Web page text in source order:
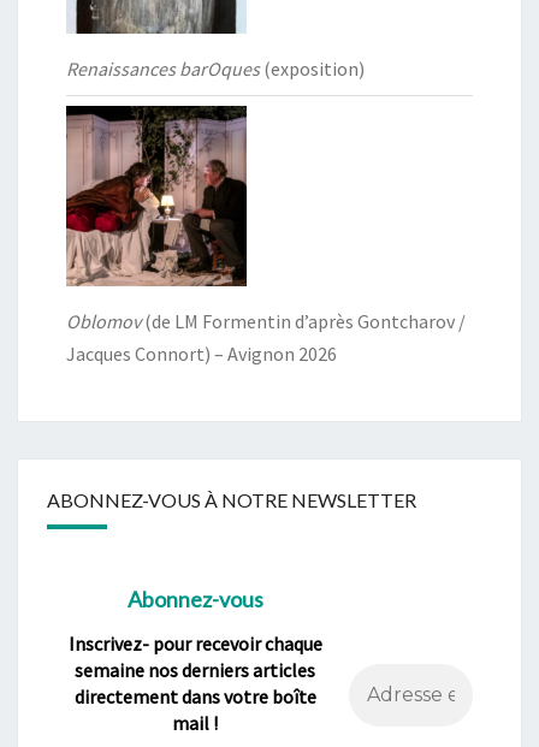
Renaissances barOques(exposition)
Oblomov(de LM Formentin d’après Gontcharov /
Jacques Connort) – Avignon 2026
ABONNEZ-VOUS À NOTRE NEWSLETTER
Abonnez-vous
Inscrivez- pour recevoir chaque
semaine nos derniers articles
directement dans votre boîte
mail !